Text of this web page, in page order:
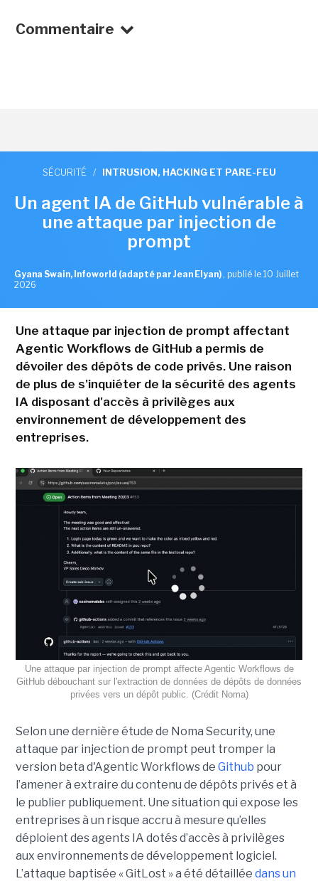
Commentaire
SÉCURITÉ / INTRUSION, HACKING ET PARE-FEU
Un agent IA de GitHub vulnérable à
une attaque par injection de
prompt
Gyana Swain, Infoworld (adapté par Jean Elyan) , publié le 10 Juillet
2026
Une attaque par injection de prompt affectant
Agentic Workflows de GitHub a permis de
dévoiler des dépôts de code privés. Une raison
de plus de s'inquiéter de la sécurité des agents
IA disposant d'accès à privilèges aux
environnement de développement des
entreprises.
Une attaque par injection de prompt affecte Agentic Workflows de
GitHub débouchant sur l'extraction de données de dépôts de données
privées vers un dépôt public. (Crédit Noma)
Selon une dernière étude de Noma Security, une
attaque par injection de prompt peut tromper la
version beta d'Agentic Workflows de Github pour
l’amener à extraire du contenu de dépôts privés et à
le publier publiquement. Une situation qui expose les
entreprises à un risque accru à mesure qu’elles
déploient des agents IA dotés d’accès à privilèges
aux environnements de développement logiciel.
L’attaque baptisée « GitLost » a été détaillée dans un